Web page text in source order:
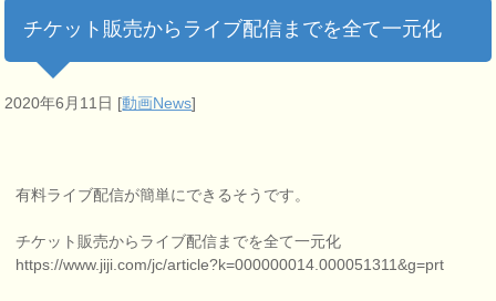
チケット販売からライブ配信までを全て一元化
2020年6月11日 [動画News]
有料ライブ配信が簡単にできるそうです。
チケット販売からライブ配信までを全て一元化
https://www.jiji.com/jc/article?k=000000014.000051311&g=prt